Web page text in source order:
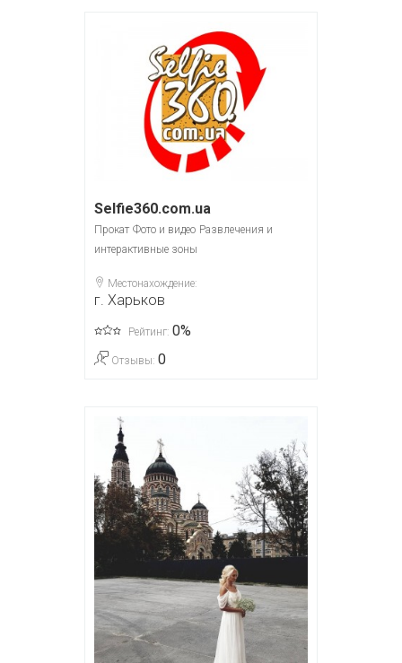
Selfie360.com.ua
Прокат Фото и видео Развлечения и
интерактивные зоны
Местонахождение:
г. Харьков
Рейтинг: 0%
Отзывы: 0